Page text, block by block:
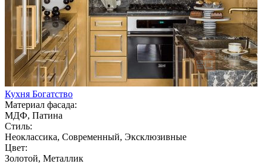
Кухня Богатство
Материал фасада:
МДФ, Патина
Стиль:
Неоклассика, Современный, Эксклюзивные
Цвет:
Золотой, Металлик